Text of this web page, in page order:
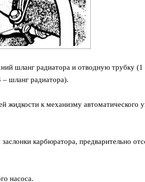
шланг радиатора и отводную трубку
– шланг радиатора).
жидкости к механизму автоматического
карбюратора, предварительно
насоса.